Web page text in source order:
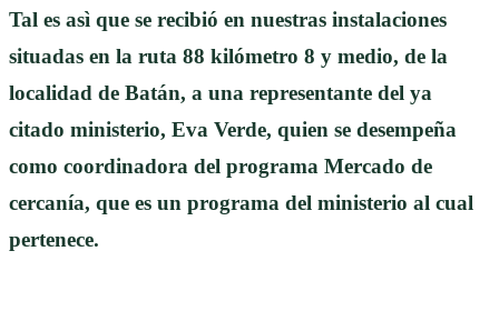
Tal es asì que se recibió en nuestras instalaciones
situadas en la ruta 88 kilómetro 8 y medio, de la
localidad de Batán, a una representante del ya
citado ministerio, Eva Verde, quien se desempeña
como coordinadora del programa Mercado de
cercanía, que es un programa del ministerio al cual
pertenece.